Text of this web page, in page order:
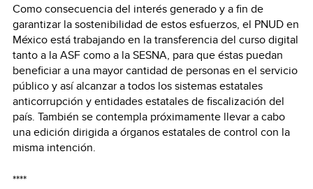
Como consecuencia del interés generado y a fin de
garantizar la sostenibilidad de estos esfuerzos, el PNUD en
México está trabajando en la transferencia del curso digital
tanto a la ASF como a la SESNA, para que éstas puedan
beneficiar a una mayor cantidad de personas en el servicio
público y así alcanzar a todos los sistemas estatales
anticorrupción y entidades estatales de fiscalización del
país. También se contempla próximamente llevar a cabo
una edición dirigida a órganos estatales de control con la
misma intención.
****